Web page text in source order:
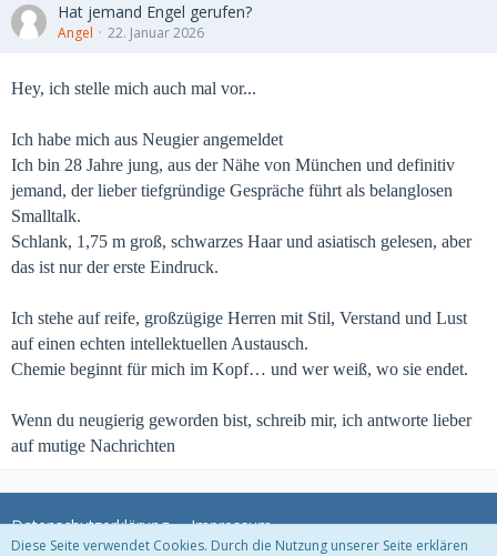
Hat jemand Engel gerufen?
Angel 22. Januar 2026
Hey, ich stelle mich auch mal vor...
Ich habe mich aus Neugier angemeldet
Ich bin 28 Jahre jung, aus der Nähe von München und definitiv
jemand, der lieber tiefgründige Gespräche führt als belanglosen
Smalltalk.
Schlank, 1,75 m groß, schwarzes Haar und asiatisch gelesen, aber
das ist nur der erste Eindruck.
Ich stehe auf reife, großzügige Herren mit Stil, Verstand und Lust
auf einen echten intellektuellen Austausch.
Chemie beginnt für mich im Kopf… und wer weiß, wo sie endet.
Wenn du neugierig geworden bist, schreib mir, ich antworte lieber
auf mutige Nachrichten
Datenschutzerklärung Impressum
Diese Seite verwendet Cookies. Durch die Nutzung unserer Seite erklären